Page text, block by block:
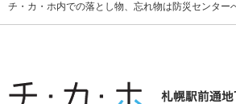
チ・カ・ホ内での落とし物、忘れ物は防災センタ